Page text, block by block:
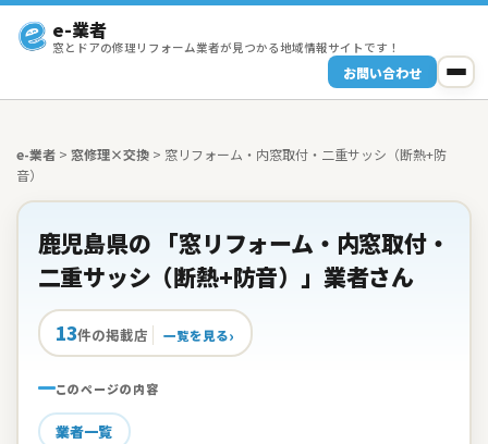
e-業者
窓とドアの修理リフォーム業者が見つかる地域情報サイトです！
お問い合わせ
e-業者 > 窓修理×交換 > 窓リフォーム・内窓取付・二重サッシ（断熱+防
音）
鹿児島県の 「窓リフォーム・内窓取付・
二重サッシ（断熱+防音）」業者さん
13件の掲載店 一覧を見る
このページの内容
業者一覧